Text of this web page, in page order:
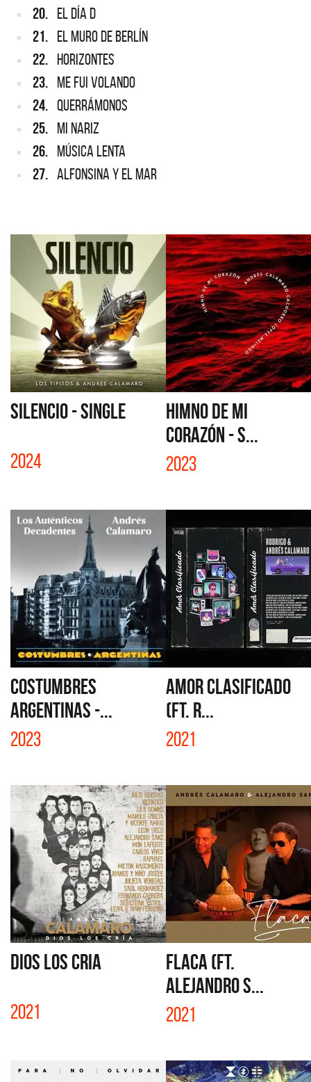
20. EL DÍA D
21. EL MURO DE BERLÍN
22. HORIZONTES
23. ME FUI VOLANDO
24. QUERRÁMONOS
25. MI NARIZ
26. MÚSICA LENTA
27. ALFONSINA Y EL MAR
SILENCIO - SINGLE
2024
HIMNO DE MI
CORAZÓN - S...
2023
COSTUMBRES
ARGENTINAS -...
2023
AMOR CLASIFICADO
(FT. R...
2021
DIOS LOS CRIA
2021
FLACA (FT.
ALEJANDRO S...
2021